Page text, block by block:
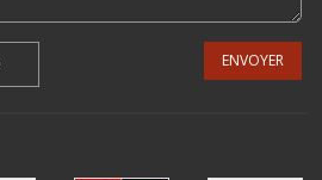
ENVOYER